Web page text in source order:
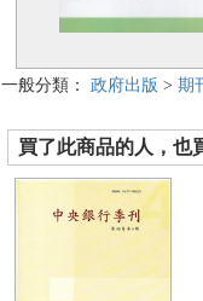
一般分類： 政府出版 > 期
買了此商品的人，也